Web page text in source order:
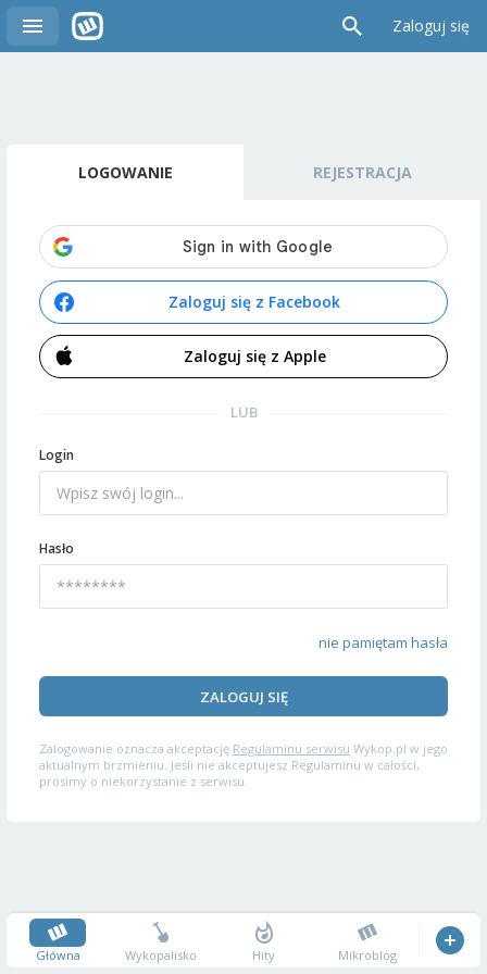
Zaloguj się
LOGOWANIE REJESTRACJA
Zaloguj się z Facebook
Zaloguj się z Apple
LUB
Login
Hasło
nie pamiętam hasła
ZALOGUJ SIĘ
Zalogowanie oznacza akceptację Regulaminu serwisu Wykop.pl w jego
aktualnym brzmieniu. Jeśli nie akceptujesz Regulaminu w całości,
prosimy o niekorzystanie z serwisu.
Główna Wykopalisko Hity Mikroblog